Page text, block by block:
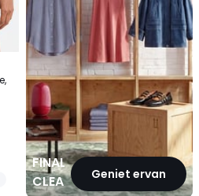
FINAL
CLEARANCEGeniet ervan